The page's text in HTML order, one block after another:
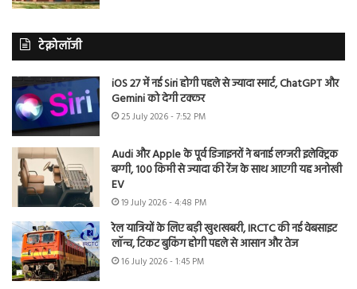
टेक्नोलॉजी
iOS 27 में नई Siri होगी पहले से ज्यादा स्मार्ट, ChatGPT और
Gemini को देगी टक्कर
25 July 2026 - 7:52 PM
Audi और Apple के पूर्व डिजाइनरों ने बनाई लग्जरी इलेक्ट्रिक
बग्गी, 100 किमी से ज्यादा की रेंज के साथ आएगी यह अनोखी
EV
19 July 2026 - 4:48 PM
रेल यात्रियों के लिए बड़ी खुशखबरी, IRCTC की नई वेबसाइट
लॉन्च, टिकट बुकिंग होगी पहले से आसान और तेज
16 July 2026 - 1:45 PM